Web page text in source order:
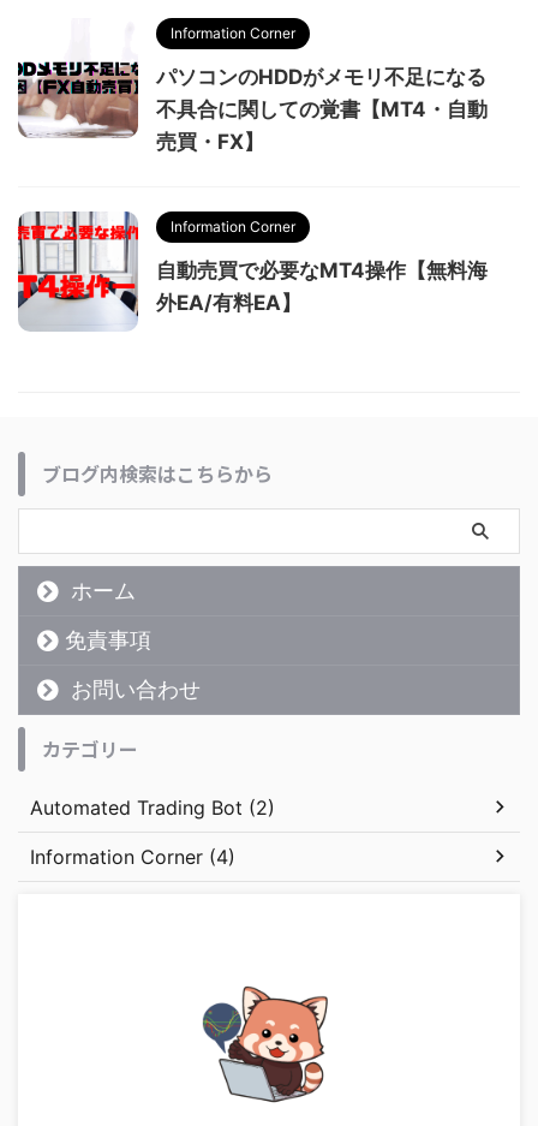
Information Corner
パソコンのHDDがメモリ不足になる
不具合に関しての覚書【MT4・自動
売買・FX】
Information Corner
自動売買で必要なMT4操作【無料海
外EA/有料EA】
ブログ内検索はこちらから
ホーム
免責事項
お問い合わせ
カテゴリー
Automated Trading Bot (2)
Information Corner (4)